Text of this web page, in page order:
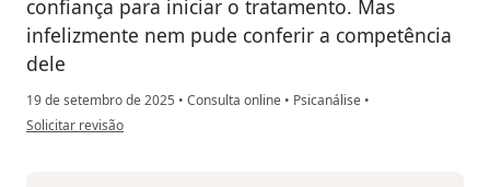
confiança para iniciar o tratamento. Mas
infelizmente nem pude conferir a competência
dele
19 de setembro de 2025 • Consulta online • Psicanálise •
na opinião do utilizador Maria Cristina
Solicitar revisão